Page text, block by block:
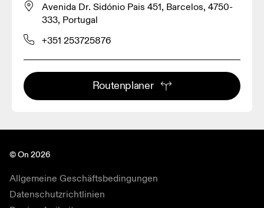
Avenida Dr. Sidónio Pais 451, Barcelos, 4750-
333, Portugal
+351 253725876
Routenplaner
© On 2026
Allgemeine Geschäftsbedingungen
Datenschutzrichtlinien